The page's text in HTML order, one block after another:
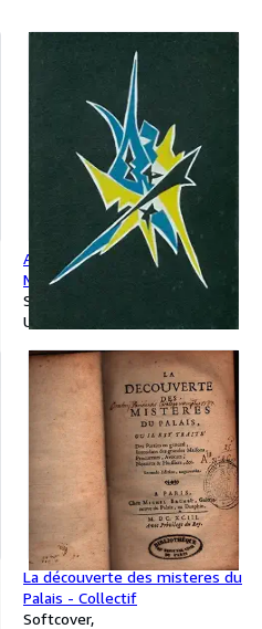
Annapurna premier 8000 -
Maurice Herzog
Signed
Used
La découverte des misteres du
Palais - Collectif
Softcover